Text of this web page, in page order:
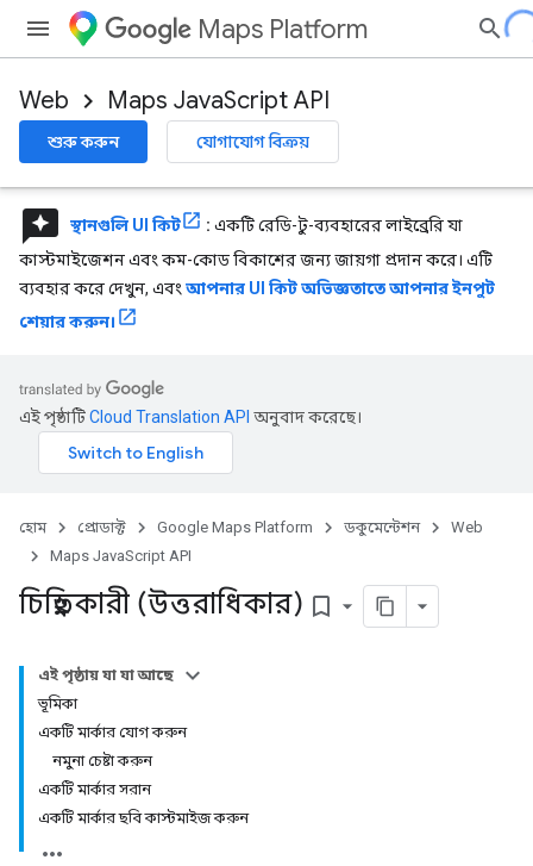
Maps Platform
Web Maps JavaScript API
শুরু করুন যোগাযোগ বিক্রয়
reviews স্থানগুলি UI কিট : একটি রেডি-টু-ব্যবহারের লাইব্রেরি যা
কাস্টমাইজেশন এবং কম-কোড বিকাশের জন্য জায়গা প্রদান করে। এটি
ব্যবহার করে দেখুন, এবংআপনার UI কিট অভিজ্ঞতাতে আপনার ইনপুট
শেয়ার করুন।
এই পৃষ্ঠাটিCloud Translation API অনুবাদ করেছে।
হোম প্রোডাক্ট Google Maps Platform ডকুমেন্টেশন
Web
Maps JavaScript API
চিহ্নিতকারী (উত্তরাধিকার) bookmark_border
এই পৃষ্ঠায় যা যা আছে
ভূমিকা
একটি মার্কার যোগ করুন
নমুনা চেষ্টা করুন
একটি মার্কার সরান
একটি মার্কার ছবি কাস্টমাইজ করুন